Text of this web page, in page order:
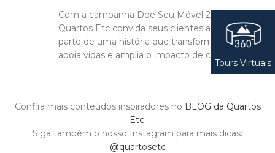
Com a campanha Doe Seu Móvel 2026, a
Quartos Etc convida seus clientes a fazerem
parte de uma história que transforma espaços,
apoia vidas e amplia o impacto de cada escolha.
Confira mais conteúdos inspiradores no BLOG da Quartos
Etc.
Siga também o nosso Instagram para mais dicas:
@quartosetc
Tours Virtuais